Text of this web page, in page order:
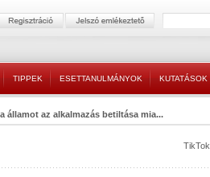
TIPPEK ESETTANULMÁNYOK KUTATÁSOK
államot az alkalmazás betiltása mia...
TikTok